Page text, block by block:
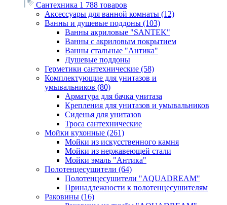
Сантехника 1 788 товаров
Аксессуары для ванной комнаты (12)
Ванны и душевые поддоны (103)
Ванны акриловые "SANTEK"
Ванны с акриловым покрытием
Ванны стальные "Антика"
Душевые поддоны
Герметики сантехнические (58)
Комплектующие для унитазов и
умывальников (80)
Арматура для бачка унитаза
Крепления для унитазов и умывальников
Сиденья для унитазов
Троса сантехнические
Мойки кухонные (261)
Мойки из искусственного камня
Мойки из нержавеющей стали
Мойки эмаль "Антика"
Полотенцесушители (64)
Полотенцесушители "AQUADREAM"
Принадлежности к полотенцесушителям
Раковины (16)